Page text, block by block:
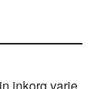
inkorg varje